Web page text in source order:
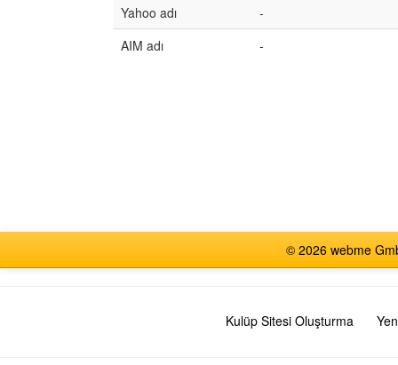
Yahoo adı
-
AIM adı
-
© 2026 webme
Kulüp Sitesi Oluşturma